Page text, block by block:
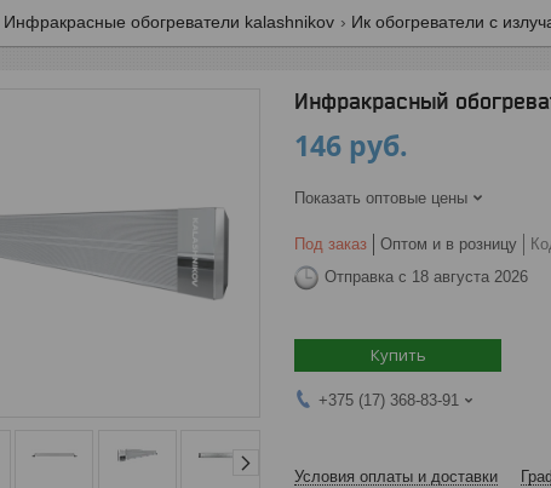
Инфракрасные обогреватели kalashnikov Ик обогреватели с
Инфракрасный
146 руб.
Показать оптовые цены
Под заказ Оптом и в розницу
Отправка с 18 августа 2026
Купить
+375 (17) 368-83-91
Условия оплаты и доставки